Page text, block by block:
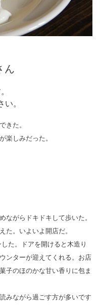
ん
。
きた。
楽しみだった。
ながらドキドキして歩いた。
た。いよいよ開店だ。
た。ドアを開けると木造り
ンターが迎えてくれる。お店
子のほのかな甘い香りに包ま
みながら過ごす方が多いです